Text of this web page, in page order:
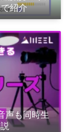
紹介
声も同時生